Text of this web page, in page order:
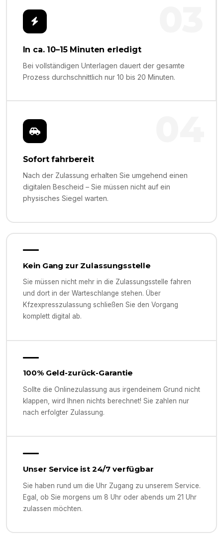
In ca. 10–15 Minuten erledigt
Bei vollständigen Unterlagen dauert der gesamte
Prozess durchschnittlich nur 10 bis 20 Minuten.
Sofort fahrbereit
Nach der Zulassung erhalten Sie umgehend einen
digitalen Bescheid – Sie müssen nicht auf ein
physisches Siegel warten.
Kein Gang zur Zulassungsstelle
Sie müssen nicht mehr in die Zulassungsstelle fahren
und dort in der Warteschlange stehen. Über
Kfzexpresszulassung schließen Sie den Vorgang
komplett digital ab.
100% Geld-zurück-Garantie
Sollte die Onlinezulassung aus irgendeinem Grund nicht
klappen, wird Ihnen nichts berechnet! Sie zahlen nur
nach erfolgter Zulassung.
Unser Service ist 24/7 verfügbar
Sie haben rund um die Uhr Zugang zu unserem Service.
Egal, ob Sie morgens um 8 Uhr oder abends um 21 Uhr
zulassen möchten.